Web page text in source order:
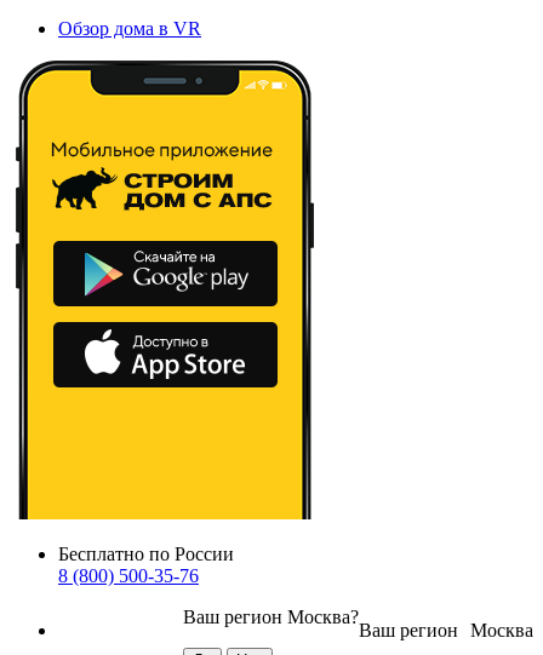
Обзор дома в VR
Бесплатно по России
8 (800) 500-35-76
Москва
Ваш регион
Ваш регион Москва?